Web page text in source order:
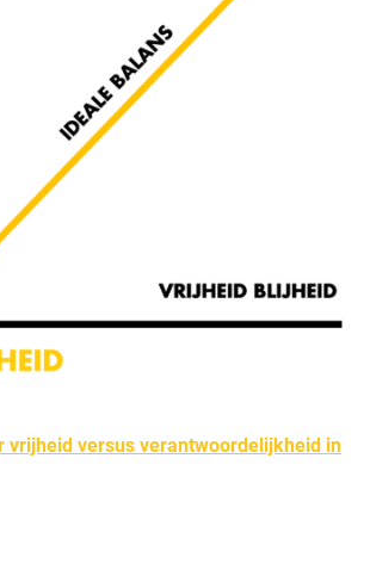
vrijheid versus verantwoordelijkheid in